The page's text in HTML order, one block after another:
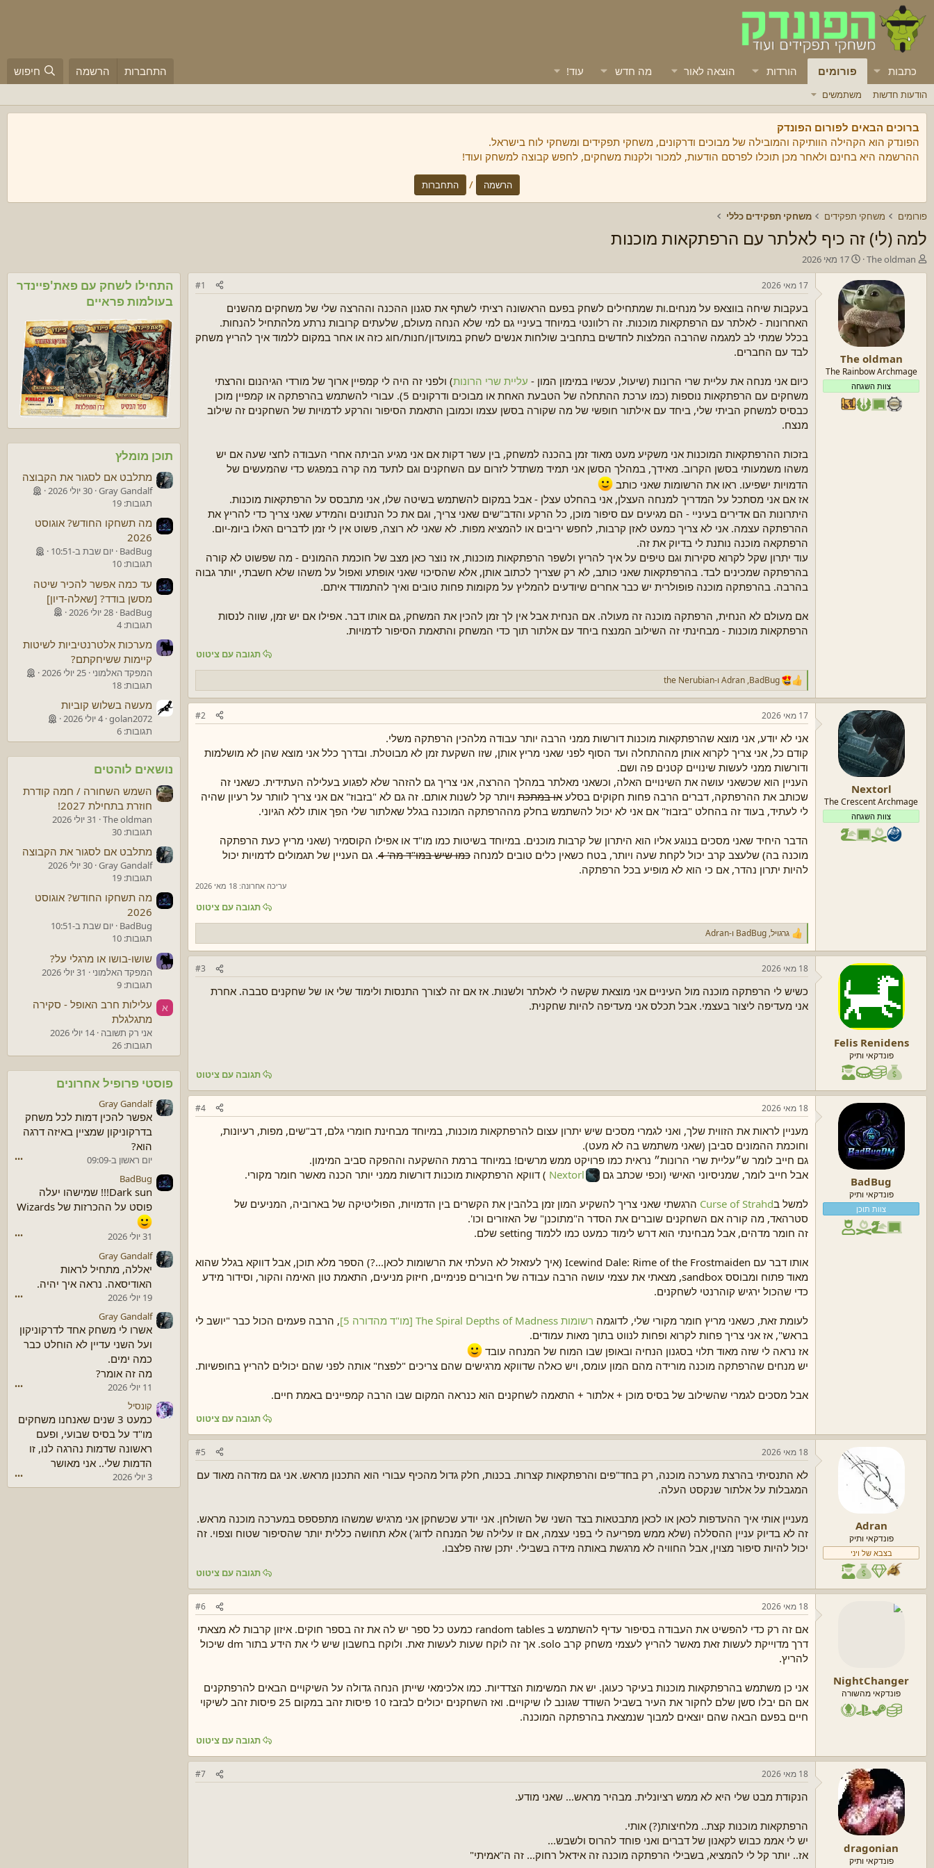
כתבות פורומים הורדות הוצאה לאור מה חדש עוד! התחברות הרשמה חיפוש
הודעות חדשות משתמשים
ברוכים הבאים לפורום הפונדק
הפונדק הוא הקהילה הוותיקה והמובילה של מבוכים ודרקונים, משחקי תפקידים ומשחקי לוח בישראל.
ההרשמה היא בחינם ולאחר מכן תוכלו לפרסם הודעות, למכור ולקנות משחקים, לחפש קבוצה למשחק ועוד!
הרשמה / התחברות
פורומים משחקי תפקידים משחקי תפקידים כללי
למה (לי) זה כיף לאלתר עם הרפתקאות מוכנות
מ
ח
ש
א
The oldman
ת
א
ר
י
ך
ה
ת
ח
ל
ה
17 מאי 2026
The oldman
The Rainbow Archmage
צוות השגחה
17 מאי 2026 #1
בעקבות שיחה בווצאפ על מנחים.ות שמתחילים לשחק בפעם הראשונה רציתי לשתף את סגנון ההכנה וההרצה שלי של משחקים מהשנים
האחרונות - לאלתר עם הרפתקאות מוכנות. זה רלוונטי במיוחד בעיניי גם למי שלא הנחה מעולם, שלעתים קרובות נרתע מלהתחיל להנחות.
בכלל שמתי לב למגמה שהרבה המלצות לחדשים בתחביב שולחות אנשים לשחק במועדון/חנות/חוג כזה או אחר במקום ללמוד איך להריץ משחק
לבד עם החברים.
כיום אני מנחה את עליית שרי הרונות (שיעול, עכשיו במימון המון - עליית שרי הרונות) ולפני זה היה לי קמפיין ארוך של מורדי הגיהנום והרצתי
משחקים עם הרפתקאות נוספות (כמו ערכת ההתחלה של הטבעת האחת או מבוכים ודרקונים 5). עבורי להשתמש בהרפתקה או קמפיין מוכן
כבסיס למשחק הביתי שלי, ביחד עם אילתור חופשי של מה שקורה בסשן עצמו וכמובן התאמת הסיפור והרקע לדמויות של השחקנים זה שילוב
מנצח.
בזכות ההרפתקאות המוכנות אני משקיע מעט מאוד זמן בהכנה למשחק, בין עשר דקות אם אני מגיע הביתה אחרי העבודה לחצי שעה אם יש
משהו משמעותי בסשן הקרוב. מאידך, במהלך הסשן אני תמיד משתדל לזרום עם השחקנים וגם לתעד מה קרה במפגש כדי שהמעשים של
הדמויות ישפיעו. ראו את הרשומות שאני כותב
אז אם אני מסתכל על המדריך למנחה העצלן, אני בהחלט עצלן - אבל במקום להשתמש בשיטה שלו, אני מתבסס על הרפתקאות מוכנות.
היתרונות הם אדירים בעיניי - הם מגיעים עם סיפור מוכן, כל הרקע והדב"שים שאני צריך, וגם את כל הנתונים והמידע שאני צריך כדי להריץ את
ההרפתקה עצמה. אני לא צריך כמעט לאזן קרבות, לחפש יריבים או להמציא מפות. לא שאני לא רוצה, פשוט אין לי זמן לדברים האלו ביומ-יום.
הרפתקאה מוכנה נותנת לי בדיוק את זה.
עוד יתרון שקל לקרוא סקירות וגם טיפים על איך להריץ ולשפר הרפתקאות מוכנות, אז נוצר כאן מצב של חוכמת ההמונים - מה שפשוט לא קורה
בהרפתקה שמכינים לבד. בהרפתקאות שאני כותב, לא רק שצריך לכתוב אותן, אלא שהסיכוי שאני אופתע ואפול על משהו שלא חשבתי, יותר גבוה
בהרבה. בהרפתקה מוכנה פופולרית יש כבר אחרים שיודעים להמליץ על מקומות פחות טובים ואיך להתמודד איתם.
אם מעולם לא הנחית, הרפתקה מוכנה זה מעולה. אם הנחית אבל אין לך זמן להכין את המשחק, גם אותו דבר. אפילו אם יש זמן, שווה לנסות
הרפתקאות מוכנות - מבחינתי זה השילוב המנצח ביחד עם אלתור תוך כדי המשחק והתאמת הסיפור לדמויות.
תגובה עם ציטוט
ר
ג
ש
ו
:
BadBug
,
Adran ו-the Nerubian
Nextorl
The Crescent Archmage
צוות השגחה
17 מאי 2026 #2
אני לא יודע, אני מוצא שהרפתקאות מוכנות דורשות ממני הרבה יותר עבודה מלהכין הרפתקה משלי.
קודם כל, אני צריך לקרוא אותן מההתחלה ועד הסוף לפני שאני מריץ אותן, שזו השקעת זמן לא מבוטלת. ובדרך כלל אני מוצא שהן לא מושלמות
ודורשות ממני לעשות שינויים קטנים פה ושם.
העניין הוא שכשאני עושה את השינויים האלה, וכשאני מאלתר במהלך ההרצה, אני צריך גם להזהר שלא לפגוע בעלילה העתידית. כשאני זה
שכותב את ההרפתקה, דברים הרבה פחות חקוקים בסלע או במתכת ויותר קל לשנות אותם. זה גם לא "בזבוז" אם אני צריך לוותר על רעיון שהיה
לי לעתיד, בעוד זה בהחלט "בזבוז" אם אני לא יכול להשתמש בחלק מההרפתקה המוכנה בגלל שאלתור שלי הפך אותו ללא הגיוני.
הדבר היחיד שאני מסכים בנוגע אליו הוא היתרון של קרבות מוכנים. במיוחד בשיטות כמו מו"ד או אפילו הקוסמיר (שאני מריץ כעת הרפתקה
מוכנה בה) שלעצב קרב יכול לקחת שעה ויותר, בטח כשאין כלים טובים למנחה כמו שיש במו"ד מה' 4 . גם העניין של תגמולים לדמויות יכול
להיות יתרון נהדר, אם כי הוא לא מופיע בכל הרפתקה.
עריכה אחרונה: 18 מאי 2026
תגובה עם ציטוט
ר
ג
ש
ו
:
גרגויל,
BadBug ו-Adran
Felis Renidens
פונדקאי ותיק
18 מאי 2026 #3
כשיש לי הרפתקה מוכנה מול העיניים אני מוצאת שקשה לי לאלתר ולשנות. אז אם זה לצורך התנסות ולימוד שלי או של שחקנים סבבה. אחרת
אני מעדיפה ליצור בעצמי. אבל תכלס אני מעדיפה להיות שחקנית.
תגובה עם ציטוט
BadBug
פונדקאי ותיק
צוות תוכן
18 מאי 2026 #4
מעניין לראות את הזווית שלך, ואני לגמרי מסכים שיש יתרון עצום להרפתקאות מוכנות, במיוחד מבחינת חומרי גלם, דב"שים, מפות, רעיונות,
וחוכמת ההמונים סביבן (שאני משתמש בה לא מעט).
גם חייב לומר ש״עליית שרי הרונות״ נראית כמו פרויקט ממש מרשים! במיוחד ברמת ההשקעה וההפקה סביב המימון.
אבל חייב לומר, שמניסיוני האישי (וכפי שכתב גם
Nextorl ) דווקא הרפתקאות מוכנות דורשות ממני יותר הכנה מאשר חומר מקורי.
למשל בCurse of Strahd הרגשתי שאני צריך להשקיע המון זמן בלהבין את הקשרים בין הדמויות, הפוליטיקה של בארוביה, המניעים של
סטרהאד, מה קורה אם השחקנים שוברים את הסדר ה"מתוכנן" של האזורים וכו'.
זה חומר מדהים, אבל מבחינתי הוא דרש לימוד כמעט כמו ללמוד setting שלם.
אותו דבר עם Icewind Dale: Rime of the Frostmaiden (איך לעזאזל לא העלתי את הרשומות לכאן...?) הספר מלא תוכן, אבל דווקא בגלל שהוא
מאוד פתוח ומבוסס sandbox, מצאתי את עצמי עושה הרבה עבודה של חיבורים פנימיים, חיזוק מניעים, התאמת טון האימה והקור, וסידור מידע
כדי שהכול ירגיש קוהרנטי לשחקנים.
לעומת זאת, כשאני מריץ חומר מקורי שלי, לדוגמה רשומות The Spiral Depths of Madness [מו"ד מהדורה 5]
, הרבה פעמים הכול כבר "יושב לי
בראש", אז אני צריך פחות לקרוא ופחות לנווט בתוך מאות עמודים.
אז נראה לי שזה מאוד תלוי בסגנון הנחיה ובאופן שבו המוח של המנחה עובד
יש מנחים שהרפתקה מוכנה מורידה מהם המון עומס, ויש כאלה שדווקא מרגישים שהם צריכים "לפצח" אותה לפני שהם יכולים להריץ בחופשיות.
אבל מסכים לגמרי שהשילוב של בסיס מוכן + אלתור + התאמה לשחקנים הוא כנראה המקום שבו הרבה קמפיינים באמת חיים.
תגובה עם ציטוט
Adran
פונדקאי ותיק
בצבא של ויני
18 מאי 2026 #5
לא התנסיתי בהרצת מערכה מוכנה, רק בחד"פים והרפתקאות קצרות. בכנות, חלק גדול מהכיף עבורי הוא התכנון מראש. אני גם מזדהה מאוד עם
המגבלות על אלתור שנקסט העלה.
מעניין אותי איך ההעדפות לכאן או לכאן מתבטאות בצד השני של השולחן. אני יודע שכשחקן אני מרגיש שמשהו מתפספס במערכה מוכנה מראש.
זה לא בדיוק עניין ההסללה (שלא ממש מפריעה לי בפני עצמה, אם זו עלילה של המנחה לדוג') אלא תחושה כללית יותר שהסיפור שטוח וצפוי. זה
יכול להיות סיפור מצוין, אבל החוויה לא מרגשת באותה מידה בשבילי. יתכן שזה פלצבו.
תגובה עם ציטוט
NightChanger
פונדקאי מהשורה
18 מאי 2026 #6
אם זה רק כדי להפשיט את העבודה בסיפור עדיף להשתמש ב random tables כמעט כל ספר יש לה את זה בספר חוקים. איזון קרבות לא מצאתי
דרך מדוייקת לעשות זאת מאשר להריץ לעצמי משחק קרב solo. אך זה לוקח שעות לעשות זאת. ולוקח בחשבון שיש לי את הידע בתור dm שיכול
להריץ.
אני כן משתמש בהרפתקאות מוכנות בעיקר כעוגן. יש את המשימות הצדדיות. כמו אלכימאי שייתן הנחה גדולה על השיקויים הבאים להרפתקנים
אם הם יבלו סשן שלם לחקור את העיר בשביל השודד שגונב לו שיקויים. ואז השחקנים יכולים לבזבז 10 פיסות זהב במקום 25 פיסות זהב לשיקוי
חיים בפעם הבאה שהם יוצאים למבוך שנמצאת בהרפתקה המוכנה.
תגובה עם ציטוט
dragonian
פונדקאי ותיק
18 מאי 2026 #7
הנקודת מבט שלי היא לא ממש רציונלית. מבהיר מראש... שאני מודע.
הרפתקאות מוכנות קצת.. מלחיצות(?) אותי.
יש לי אממ כבוש לקאנון של דברים ואני פוחד להרוס ולשבש...
אז.. יותר קל לי להמציא, בשבילי הרפתקה מוכנה זה אידאל רחוק... זה ה"אמיתי"
התחילו לשחק עם פאת'פיינדר
בעולמות פראיים
תוכן מומלץ
מתלבט אם לסגור את הקבוצה
Gray Gandalf 30 יולי 2026
תגובות: 19
מה תשחקו החודש? אוגוסט
2026
BadBug יום שבת ב-10:51
תגובות: 10
עד כמה אפשר להכיר שיטה
מסשן בודד? [שאלה-דיון]
BadBug 28 יולי 2026
תגובות: 4
מערכות אלטרנטיביות לשיטות
קיימות ששיחקתם?
המפקד האלמוני 25 יולי 2026
תגובות: 18
מעשה בשלוש קוביות
golan2072 4 יולי 2026
תגובות: 6
נושאים לוהטים
השמש השחורה / חמה קודרת
חוזרת בתחילת 2027!
The oldman
31 יולי 2026
תגובות: 30
מתלבט אם לסגור את הקבוצה
Gray Gandalf 30 יולי 2026
תגובות: 19
מה תשחקו החודש? אוגוסט
2026
BadBug יום שבת ב-10:51
תגובות: 10
שושו-בושו או מרגלי על?
המפקד האלמוני
31 יולי 2026
תגובות: 9
א
עלילות חרב האופל - סקירה
מתגלגלת
אני רק תשובה 14 יולי 2026
תגובות: 26
פוסטי פרופיל אחרונים
Gray Gandalf
אפשר להכין דמות לכל משחק
בדרקוניקון שמציין באיזה דרגה
הוא?
יום ראשון ב-09:09 •••
BadBug
Dark sun!!! שמישהו יעלה
פוסט על ההכרזות של Wizards
31 יולי 2026 •••
Gray Gandalf
יאללה, מתחיל לראות
האודיסאה. נראה איך יהיה.
19 יולי 2026 •••
Gray Gandalf
אשרו לי משחק אחד לדרקוניקון
ועל השני עדיין לא הוחלט כבר
כמה ימים.
מה זה אומר?
11 יולי 2026 •••
קונסיל
כמעט 3 שנים שאנחנו משחקים
מו"ד על בסיס שבועי, ופעם
ראשונה שדמות נהרגה לנו, זו
הדמות שלי.. אני מאושר
3 יולי 2026 •••